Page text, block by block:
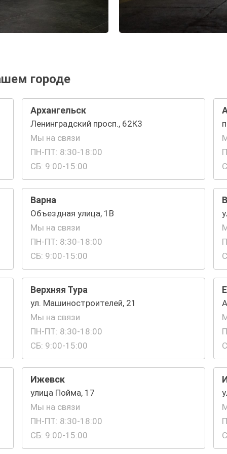
городе
Архангельск
Ленинградский просп., 62К3
Мы на связи
ПН-ПТ: 8:30-18:00
СБ: 9:00-15:00
Варна
Объездная улица, 1В
Мы на связи
ПН-ПТ: 8:30-18:00
СБ: 9:00-15:00
Верхняя Тура
ул. Машиностроителей, 21
Мы на связи
ПН-ПТ: 8:30-18:00
СБ: 9:00-15:00
Ижевск
улица Пойма, 17
Мы на связи
ПН-ПТ: 8:30-18:00
СБ: 9:00-15:00